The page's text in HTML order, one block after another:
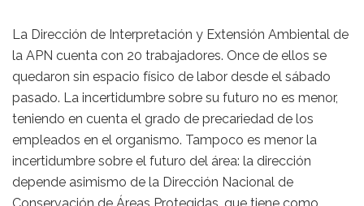
La Dirección de Interpretación y Extensión Ambiental de
la APN cuenta con 20 trabajadores. Once de ellos se
quedaron sin espacio físico de labor desde el sábado
pasado. La incertidumbre sobre su futuro no es menor,
teniendo en cuenta el grado de precariedad de los
empleados en el organismo. Tampoco es menor la
incertidumbre sobre el futuro del área: la dirección
depende asimismo de la Dirección Nacional de
Conservación de Áreas Protegidas, que tiene como